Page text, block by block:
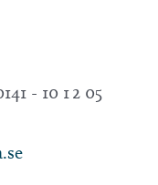
- 10 1 2 05